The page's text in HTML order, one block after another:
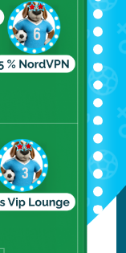
per una